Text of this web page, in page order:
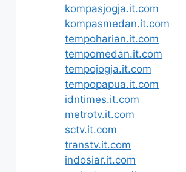
kompasjogja.it.com
kompasmedan.it.com
tempoharian.it.com
tempomedan.it.com
tempojogja.it.com
tempopapua.it.com
idntimes.it.com
metrotv.it.com
sctv.it.com
transtv.it.com
indosiar.it.com